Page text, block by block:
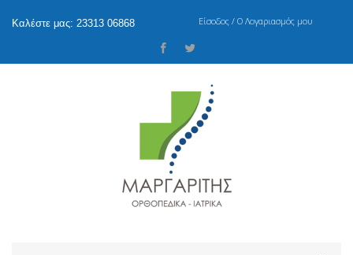
Είσοδος / Ο Λογαριασμός μου
Καλέστε μας: 23313 06868